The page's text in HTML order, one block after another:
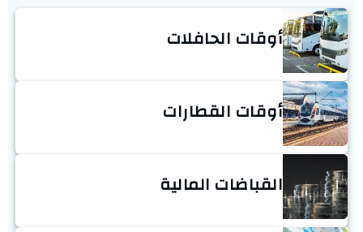
أوقات الحافلات
أوقات القطارات
القباضات المالية